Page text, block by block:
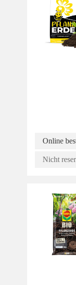
Online
Nicht